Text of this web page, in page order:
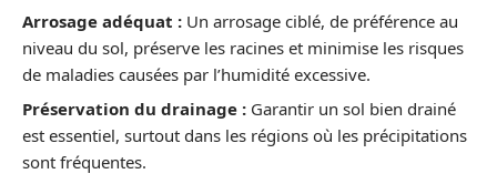
Arrosage adéquat : Un arrosage ciblé, de préférence au
niveau du sol, préserve les racines et minimise les risques
de maladies causées par l’humidité excessive.
Préservation du drainage : Garantir un sol bien drainé
est essentiel, surtout dans les régions où les précipitations
sont fréquentes.